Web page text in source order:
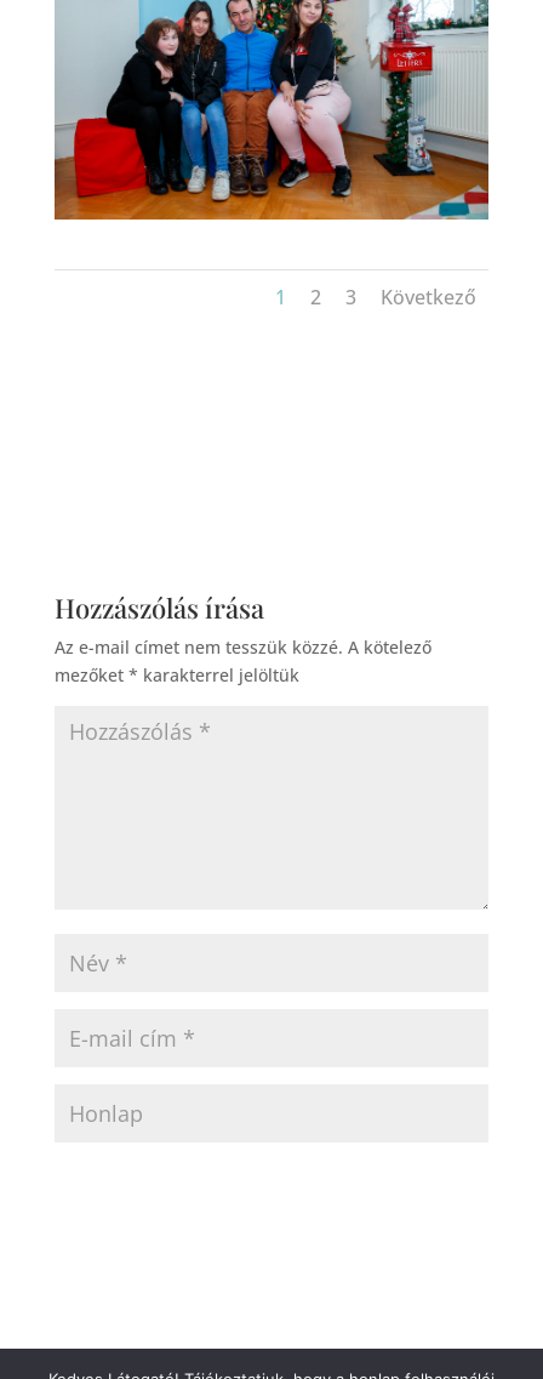
1 2 3 Következő
Hozzászólás írása
Az e-mail címet nem tesszük közzé. A kötelező
mezőket * karakterrel jelöltük